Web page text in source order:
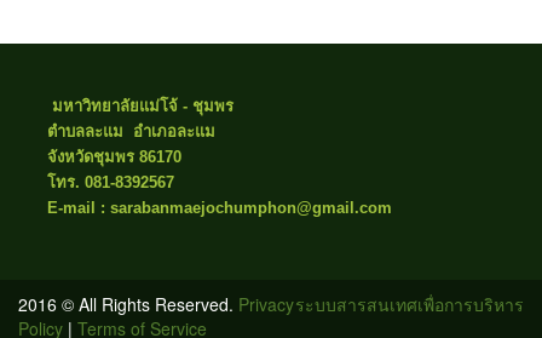
มหาวิทยาลัยแม่โจ้ - ชุมพร
ตำบลละแม อำเภอละแม
จังหวัดชุมพร 86170
โทร. 081-8392567
E-mail : sarabanmaejochumphon@gmail.com
ระบบสารสนเทศเพื่อการบริหาร
2016 © All Rights Reserved. Privacy
Policy | Terms of Service